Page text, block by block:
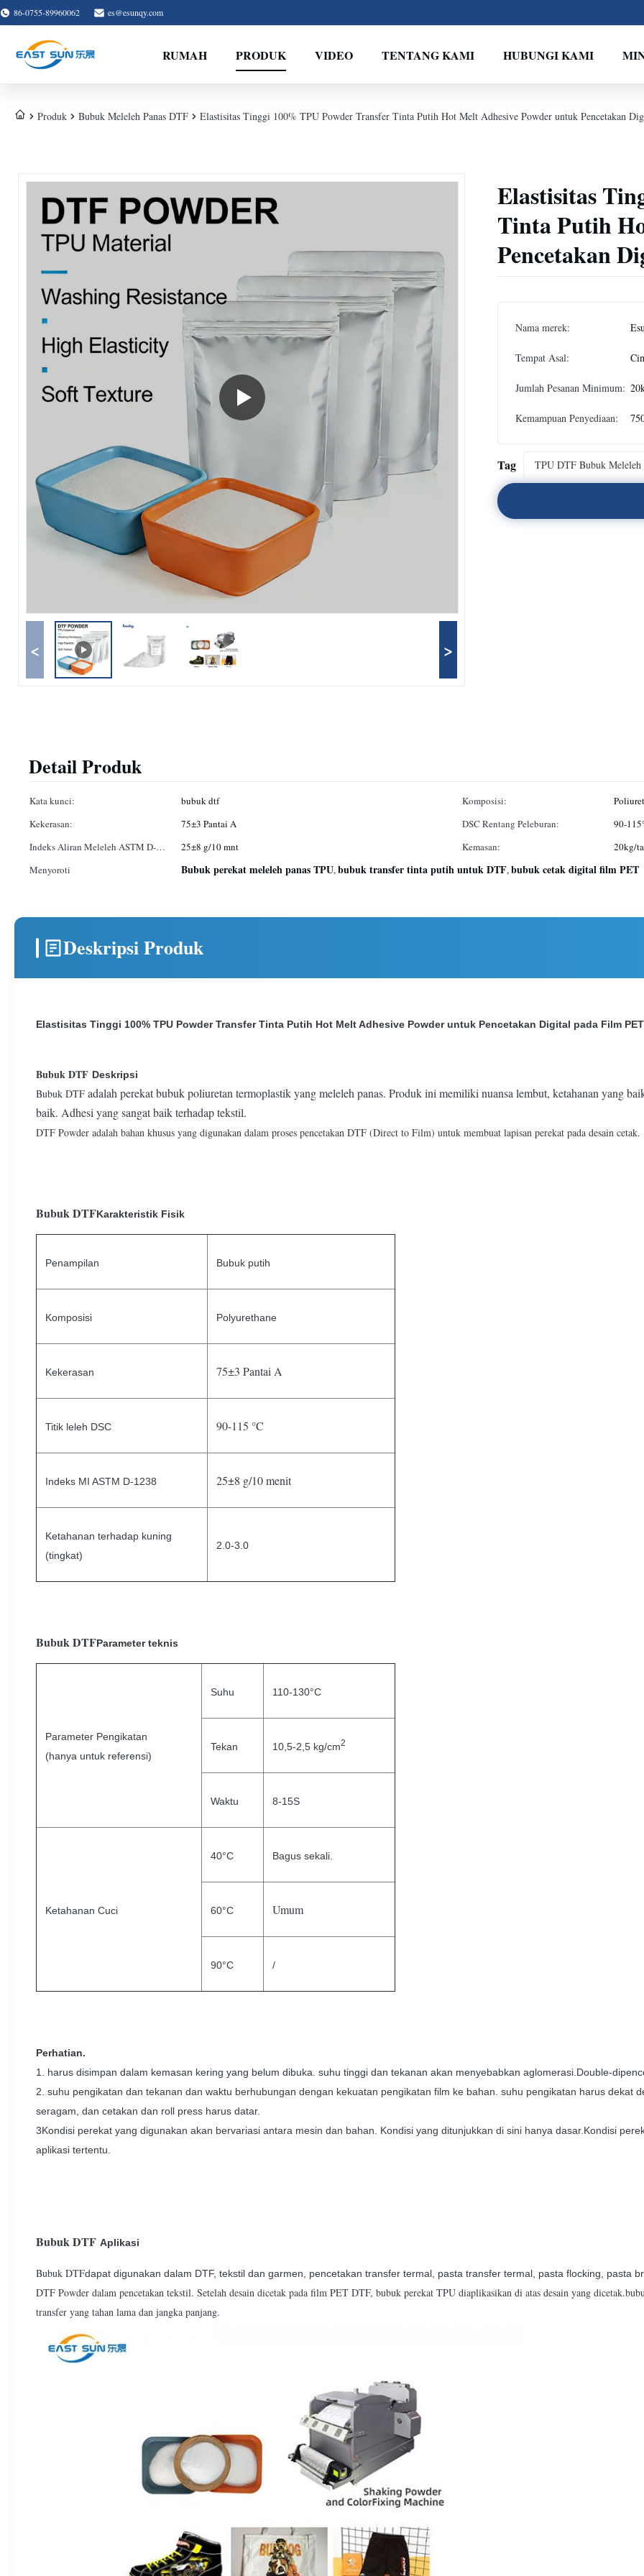
86-0755-89960062 es@esunqy.com
RUMAH PRODUK VIDEO TENTANG KAMI HUBUNGI KAMI
Produk Bubuk Meleleh Panas DTF Elastisitas Tinggi 100% TPU Powder Transfer Tinta Putih Hot Melt Adhesive Powder untuk Pencetakan
< >
Elastisitas
Tinta Putih
Pencetakan
Nama merek:
Tempat Asal:
Jumlah Pesanan Minimum:
Kemampuan Penyediaan:
Tag TPU DTF Bubuk Meleleh
Detail Produk
Kata kunci: bubuk dtf Komposisi:
Kekerasan:
75±3 Pantai A DSC Rentang Peleburan:
90-
Indeks Aliran Meleleh ASTM D-
1238:
25±8 g/10 mnt Kemasan:
20kg/
Menyoroti
Bubuk perekat meleleh panas TPU,bubuk transfer tinta putih untuk DTF,bubuk cetak digital film PET
Deskripsi Produk
Elastisitas Tinggi 100% TPU Powder Transfer Tinta Putih Hot Melt Adhesive Powder untuk Pencetakan Digital pada Film PET
Bubuk DTF Deskripsi
Bubuk DTF adalah perekat bubuk poliuretan termoplastik yang meleleh panas. Produk ini memiliki nuansa lembut, ketahanan yang
baik. Adhesi yang sangat baik terhadap tekstil.
DTF Powder adalah bahan khusus yang digunakan dalam proses pencetakan DTF (Direct to Film) untuk membuat lapisan perekat pada desain cetak.
Bubuk DTFKarakteristik Fisik
Penampilan Bubuk putih
Komposisi Polyurethane
Kekerasan 75±3 Pantai A
Titik leleh DSC 90-115 °C
Indeks MI ASTM D-1238 25±8 g/10 menit
Ketahanan terhadap kuning
(tingkat)
2.0-3.0
Bubuk DTFParameter teknis
Parameter Pengikatan
(hanya untuk referensi)
Suhu 110-130°C
Tekan 10,5-2,5 kg/cm2
Waktu 8-15S
Ketahanan Cuci
40°C Bagus sekali.
60°C Umum
90°C /
Perhatian.
1. harus disimpan dalam kemasan kering yang belum dibuka. suhu tinggi dan tekanan akan menyebabkan aglomerasi. Double-
2. suhu pengikatan dan tekanan dan waktu berhubungan dengan kekuatan pengikatan film ke bahan. suhu pengikatan harus dekat
seragam, dan cetakan dan roll press harus datar.
3Kondisi perekat yang digunakan akan bervariasi antara mesin dan bahan. Kondisi yang ditunjukkan di sini hanya dasar.Kondisi
aplikasi tertentu.
Bubuk DTF Aplikasi
Bubuk DTFdapat digunakan dalam DTF, tekstil dan garmen, pencetakan transfer termal, pasta transfer termal, pasta flocking, pasta
DTF Powder dalam pencetakan tekstil. Setelah desain dicetak pada film PET DTF, bubuk perekat TPU diaplikasikan di atas desain yang
transfer yang tahan lama dan jangka panjang.